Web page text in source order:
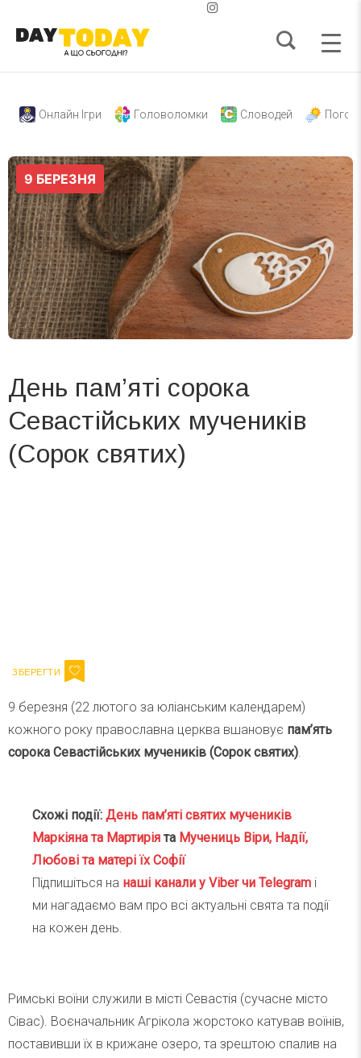
Онлайн Ігри Головоломки Словодей
День пам’яті сорока
Севастійських мучеників
(Сорок святих)
9 березня (22 лютого за юліанським календарем)
кожного року православна церква вшановує пам’ять
сорока Севастійських мучеників (Сорок святих).
Схожі події: День пам’яті святих мучеників
Маркіяна та Мартирія та Мучениць Віри, Надії,
Любові та матері їх Софії
Підпишіться на наші канали у Viber чи Telegram і
ми нагадаємо вам про всі актуальні свята та події
на кожен день.
Римські воїни служили в місті Севастія (сучасне місто
Сівас). Воєначальник Агрікола жорстоко катував воїнів,
поставивши їх в крижане озеро, та зрештою спалив на